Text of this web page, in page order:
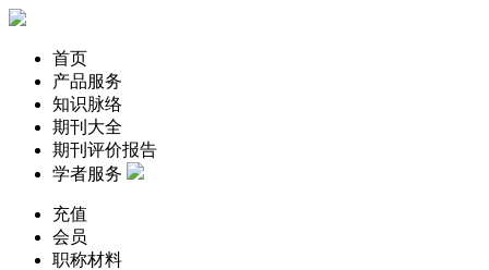
首页
产品服务
知识脉络
期刊大全
期刊评价报告
学者服务
充值
会员
职称材料